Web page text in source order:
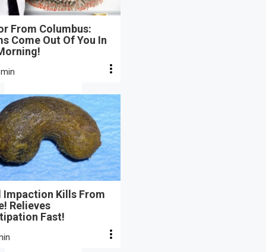
From Columbus:
Come Out Of You In
Impaction Kills From
Relieves
Fast!